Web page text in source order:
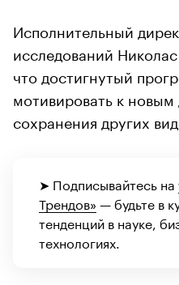
Исполнительный
исследований
что достигнутый
мотивировать к новым
сохранения других
➤ Подписывайтесь на
Трендов» — будьте в
тенденций в науке,
технологиях.